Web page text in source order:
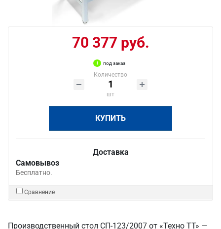
70 377 руб.
под заказ
Количество
шт
КУПИТЬ
Доставка
Самовывоз
Бесплатно.
Сравнение
Производственный стол СП-123/2007 от «Техно ТТ» —